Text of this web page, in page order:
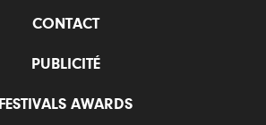
CONTACT
PUBLICITÉ
FESTIVALS AWARDS